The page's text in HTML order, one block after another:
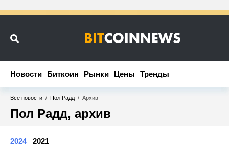
Новости Биткоин Рынки Цены Тренды
Новости Биткоин Рынки Цены Тренды
Все новости / Пол Радд / Архив
Пол Радд, архив
2024 2021